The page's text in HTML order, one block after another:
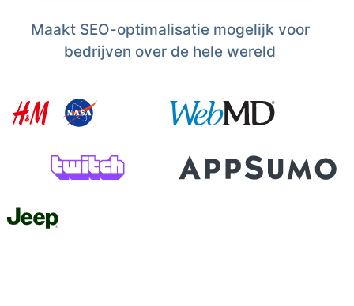
Maakt SEO-optimalisatie mogelijk voor
bedrijven over de hele wereld